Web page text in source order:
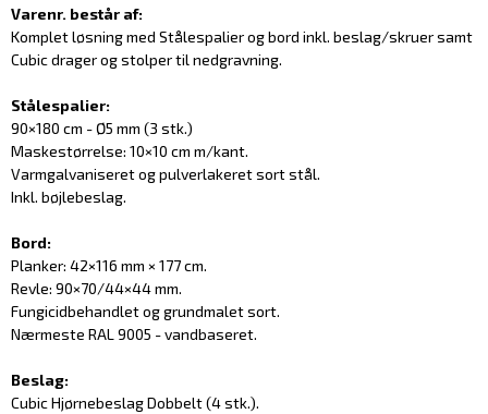
Varenr. består af:
Komplet løsning med Stålespalier og bord inkl. beslag/skruer samt
Cubic drager og stolper til nedgravning.
Stålespalier:
90×180 cm - Ø5 mm (3 stk.)
Maskestørrelse: 10×10 cm m/kant.
Varmgalvaniseret og pulverlakeret sort stål.
Inkl. bøjlebeslag.
Bord:
Planker: 42×116 mm × 177 cm.
Revle: 90×70/44×44 mm.
Fungicidbehandlet og grundmalet sort.
Nærmeste RAL 9005 - vandbaseret.
Beslag:
Cubic Hjørnebeslag Dobbelt (4 stk.).